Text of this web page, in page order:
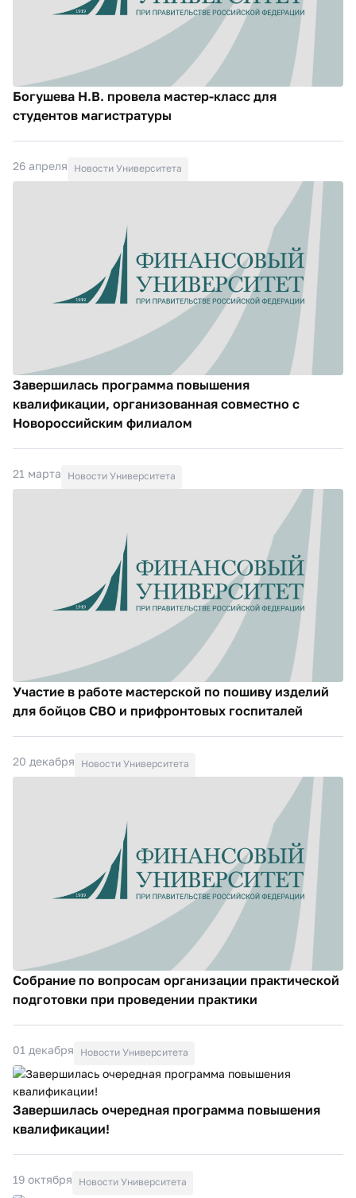
Богушева Н.В. провела мастер-класс для
студентов магистратуры
26 апреля Новости Университета
Завершилась программа повышения
квалификации, организованная совместно с
Новороссийским филиалом
21 марта Новости Университета
Участие в работе мастерской по пошиву изделий
для бойцов СВО и прифронтовых госпиталей
20 декабря Новости Университета
Собрание по вопросам организации практической
подготовки при проведении практики
01 декабря Новости Университета
Завершилась очередная программа повышения
квалификации!
19 октября Новости Университета